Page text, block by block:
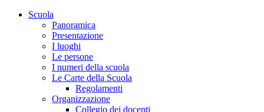
Scuola
Panoramica
Presentazione
I luoghi
Le persone
I numeri della scuola
Le Carte della Scuola
Regolamenti
Organizzazione
Collegio dei docenti